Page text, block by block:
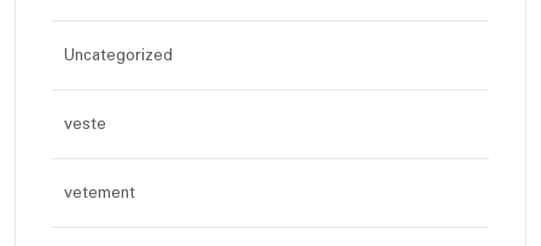
Uncategorized
veste
vetement